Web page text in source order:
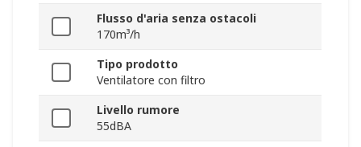
Flusso d'aria senza ostacoli
170m³/h
Tipo prodotto
Ventilatore con filtro
Livello rumore
55dBA